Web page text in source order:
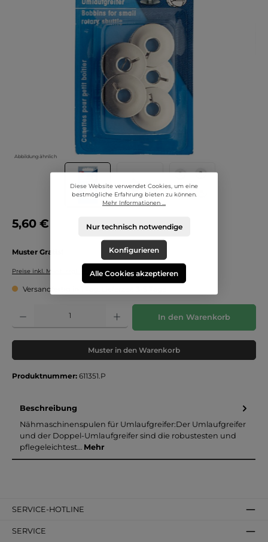
Abbildung ähnlich
5,60 €
Muster Gratis!
Preise inkl. MwSt. zzgl. Versandkosten
Versandfertig in 1 Tag, Lieferzeit 3-5 Tage
Produkt Anzahl: Gib den gewünschten Wert ein oder benutze die Schaltflächen um
In den Warenkorb
Muster in den Warenkorb
Produktnummer: 611351.P
Beschreibung
Nähmaschinenspulen für Umlaufgreifer:Der Umlaufgreifer
und der Doppel-Umlaufgreifer sind die robustesten und
pflegeleichtest… Mehr
SERVICE-HOTLINE
SERVICE
Diese Website verwendet Cookies, um eine
bestmögliche Erfahrung bieten zu können.
Mehr Informationen ...
Nur technisch notwendige
Konfigurieren
Alle Cookies akzeptieren